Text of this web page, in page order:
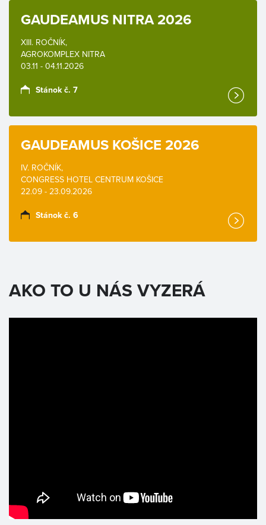
GAUDEAMUS NITRA 2026
XIII. ROČNÍK,
AGROKOMPLEX NITRA
03.11 - 04.11.2026
Stánok č. 7
GAUDEAMUS KOŠICE 2026
IV. ROČNÍK,
CONGRESS HOTEL CENTRUM KOŠICE
22.09 - 23.09.2026
Stánok č. 6
AKO TO U NÁS VYZERÁ